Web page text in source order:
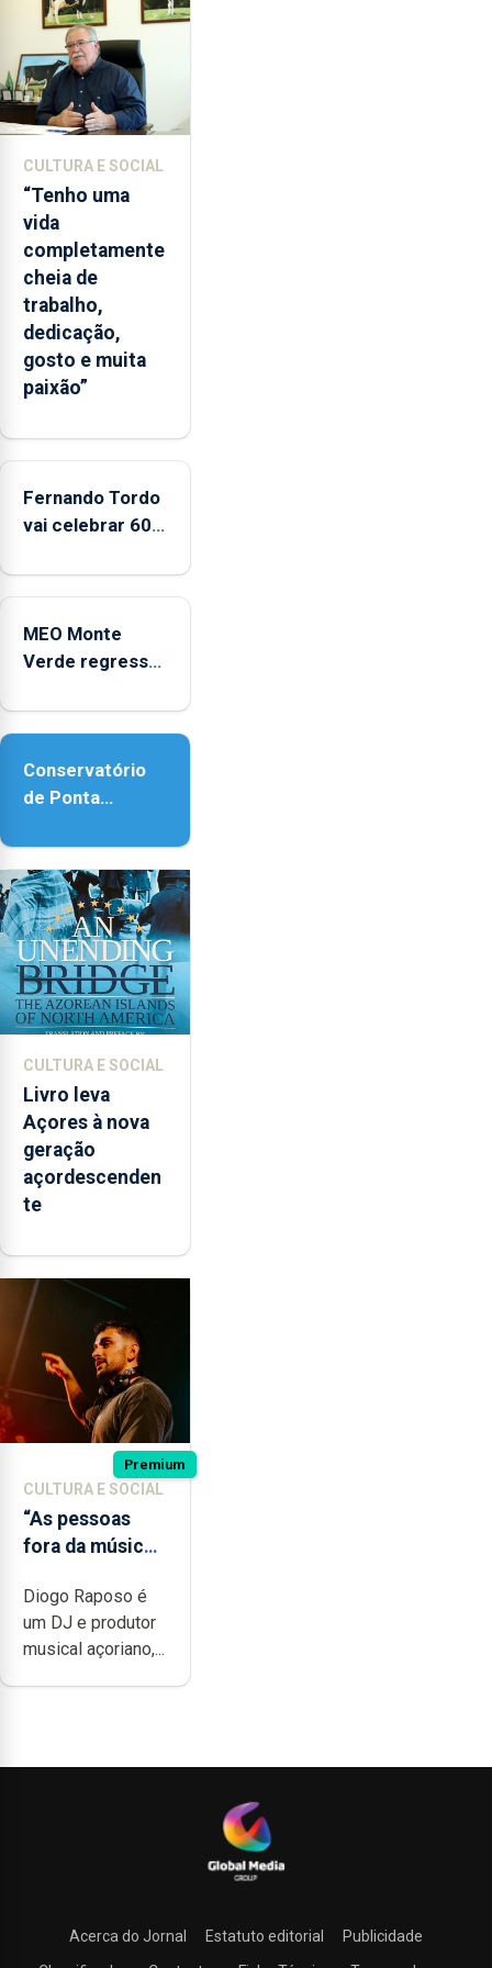
entre
2022
e
2026.
A
ilha
das
Flores
apresenta
um
“decréscimo
significativo”
da
CPUE
entre
e
CULTURA E SOCIAL
“Tenho uma
vida
completamente
cheia de
trabalho,
dedicação,
gosto e muita
paixão”
Fernando Tordo
vai celebrar 60
no Coliseu
MEO Monte
Verde regressa
acessibilidade
Conservatório
de Ponta
contar com
novos
instrumentos
CULTURA E SOCIAL
Livro leva
Açores à nova
geração
açordescenden
te
Premium
CULTURA E SOCIAL
“As pessoas
fora da música
noção do quão
difícil é
produzir uma
música”
Diogo Raposo é
um DJ e produtor
musical açoriano,...
Acerca do Jornal Estatuto editorial
Publicidade